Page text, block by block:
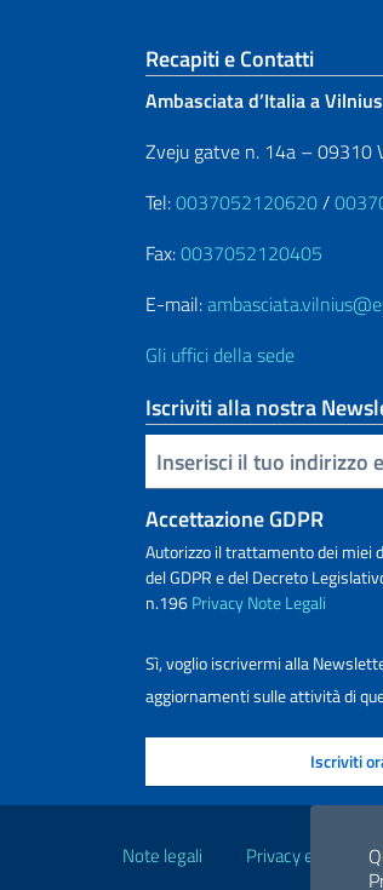
Sezione
Recapiti e Contatti
Ambasciata d’Italia a Vilnius
Zveju gatve n. 14a – 09310
Tel:0037052120620/
Fax:0037052120405
E-mail:
Gli uffici della sede
Iscriviti alla nostra
Inserisci la tua email
Accettazione GDPR
Autorizzo il trattamento dei miei
del GDPR e del Decreto
n.196PrivacyNote Legali
Sì, voglio iscrivermi alla
aggiornamenti sulle attività di
Note legali Privacy e cookie